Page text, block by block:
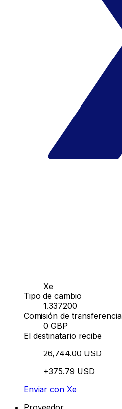
Xe
Tipo de cambio
1.337200
Comisión de transferencia
0 GBP
El destinatario recibe
26,744.00 USD
+375.79 USD
Enviar con Xe
Proveedor